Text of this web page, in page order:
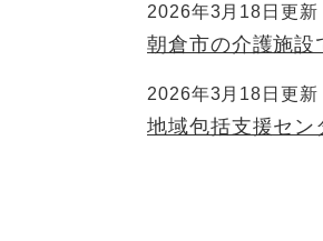
2026年3月18日更新
朝倉市の介護施設
2026年3月18日更新
地域包括支援セン